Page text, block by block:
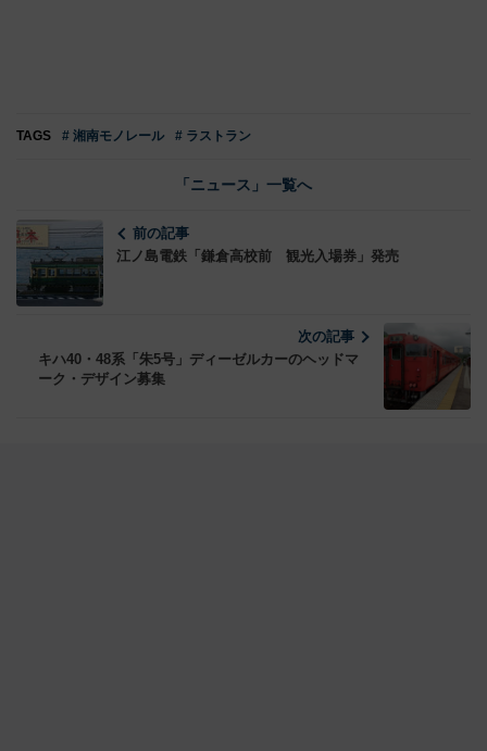
TAGS # 湘南モノレール # ラストラン
「ニュース」一覧へ
前の記事
江ノ島電鉄「鎌倉高校前 観光入場券」発売
次の記事
キハ40・48系「朱5号」ディーゼルカーのヘッドマ
ーク・デザイン募集